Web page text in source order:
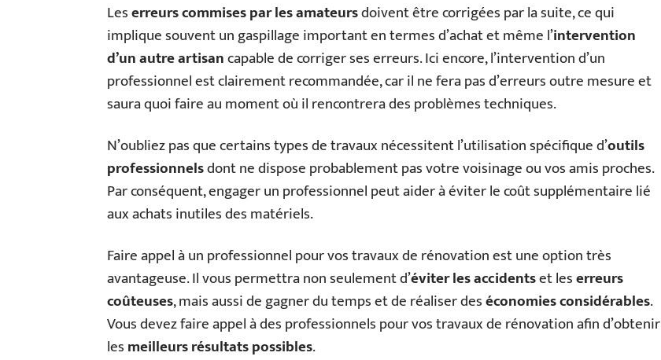
Leserreurs commises par les amateursdoivent être corrigées par la suite, ce qui
implique souvent un gaspillage important en termes d’achat et même l’intervention
d’un autre artisancapable de corriger ses erreurs. Ici encore, l’intervention d’un
professionnel est clairement recommandée, car il ne fera pas d’erreurs outre mesure et
saura quoi faire au moment où il rencontrera des problèmes techniques.
N’oubliez pas que certains types de travaux nécessitent l’utilisation spécifique d’outils
professionnelsdont ne dispose probablement pas votre voisinage ou vos amis proches.
Par conséquent, engager un professionnel peut aider à éviter le coût supplémentaire lié
aux achats inutiles des matériels.
Faire appel à un professionnel pour vos travaux de rénovation est une option très
avantageuse. Il vous permettra non seulement d’éviter les accidentset leserreurs
coûteuses, mais aussi de gagner du temps et de réaliser deséconomies considérables.
Vous devez faire appel à des professionnels pour vos travaux de rénovation afin d’obtenir
lesmeilleurs résultats possibles.